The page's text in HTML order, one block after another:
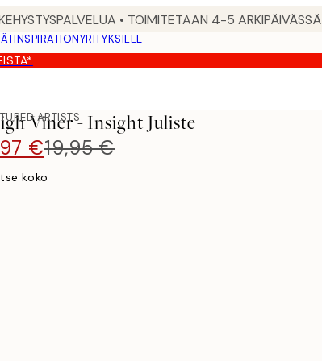
• TOIMITETAAN 4-5 ARKIPÄIVÄSSÄ
INSPIRATIONYRITYKSILLE
ARTISTS
Viner - Insight Juliste
€19,95 €
koko